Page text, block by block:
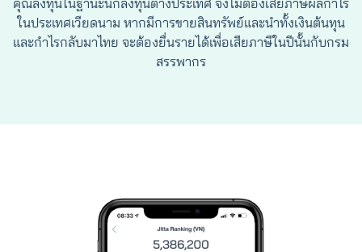
คุณลงทุนในฐานะนักลงทุนต่างประเทศ จึงไม่ต้องเสียภาษีผลกำไร
ในประเทศเวียดนาม หากมีการขายสินทรัพย์และนำทั้งเงินต้นทุน
และกำไรกลับมาไทย จะต้องยื่นรายได้เพื่อเสียภาษีในปีนั้นกับกรม
สรรพากร